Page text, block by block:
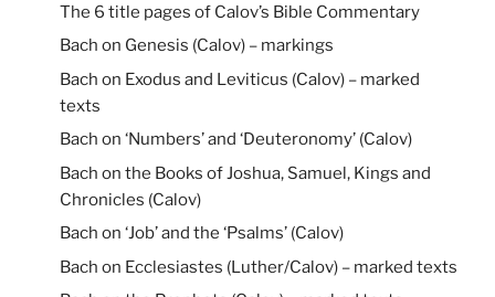
The 6 title pages of Calov’s Bible Commentary
Bach on Genesis (Calov) – markings
Bach on Exodus and Leviticus (Calov) – marked
texts
Bach on ‘Numbers’ and ‘Deuteronomy’ (Calov)
Bach on the Books of Joshua, Samuel, Kings and
Chronicles (Calov)
Bach on ‘Job’ and the ‘Psalms’ (Calov)
Bach on Ecclesiastes (Luther/Calov) – marked texts